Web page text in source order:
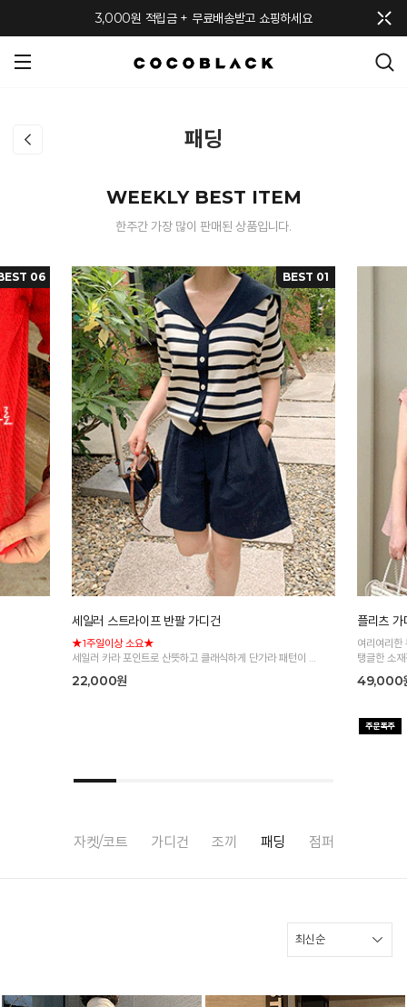
3,000원 적립금 + 무료배송받고 쇼핑하세요
패딩
WEEKLY BEST ITEM
한주간 가장 많이 판매된 상품입니다.
06 BEST 01
세일러 스트라이프 반팔 가디건
★1주일이상 소요★
세일러 카라 포인트로 산뜻하고 클래식하게 단가라 패턴이 더
해져 데일리로 즐기기 좋은 니트 가디건
*주문폭주로 인한 입고지연·순차발송 진행중
22,000원
플리츠 가
여리여리한
탱글한 소
49,000
자켓/코트 가디건 조끼 패딩 점퍼